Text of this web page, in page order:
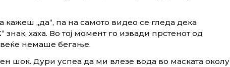
кажеш „да“, па на самото видео се гледа дека
знак, хаха. Во тој момент го извади прстенот од
веќе немаше бегање.
шок. Дури успеа да ми влезе вода во маската околу